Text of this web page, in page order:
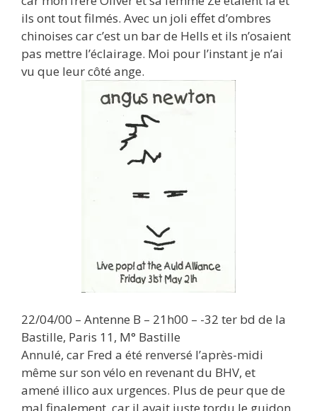
ils ont tout filmés. Avec un joli effet d’ombres
chinoises car c’est un bar de Hells et ils n’osaient
pas mettre l’éclairage. Moi pour l’instant je n’ai
vu que leur côté ange.
22/04/00 – Antenne B – 21h00 – -32 ter bd de la
Bastille, Paris 11, M° Bastille
Annulé, car Fred a été renversé l’après-midi
même sur son vélo en revenant du BHV, et
amené illico aux urgences. Plus de peur que de